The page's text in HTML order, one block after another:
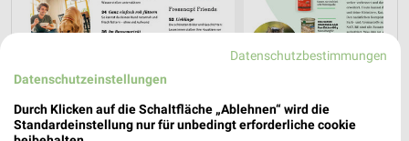
Datenschutzbestimmungen
Datenschutzeinstellungen
Durch Klicken auf die Schaltfläche „Ablehnen“ wird die
Standardeinstellung nur für unbedingt erforderliche cookie